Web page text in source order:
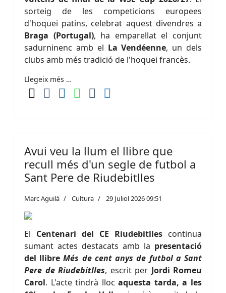
sorteig de les competicions europees
d'hoquei patins, celebrat aquest divendres a
Braga (Portugal), ha emparellat el conjunt
sadurninenc amb el La Vendéenne, un dels
clubs amb més tradició de l'hoquei francès.
Llegeix més …
Avui veu la llum el llibre que
recull més d'un segle de futbol a
Sant Pere de Riudebitlles
Marc Aguilà Cultura 29 Juliol 2026 09:51
El Centenari del CE Riudebitlles continua
sumant actes destacats amb la presentació
del llibreMés de cent anys de futbol a Sant
Pere de Riudebitlles, escrit per Jordi Romeu
Carol. L'acte tindrà llocaquesta tarda, a les